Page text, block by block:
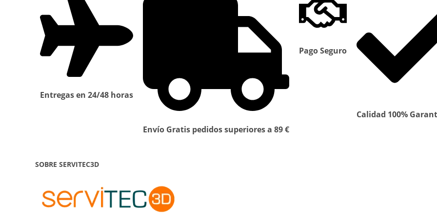
Entregas en 24/48 horas
Envío Gratis pedidos superiores a 89 €
Pago Seguro
Calidad 100%
SOBRE SERVITEC3D